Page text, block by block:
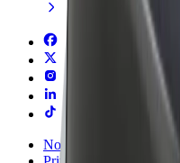
Noteikumi un nosacījumi